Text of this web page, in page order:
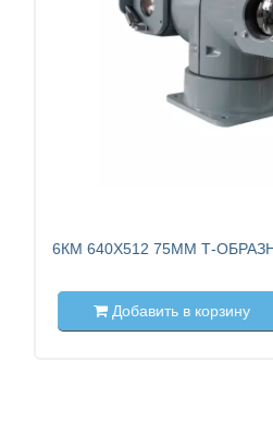
Добавить в корзину